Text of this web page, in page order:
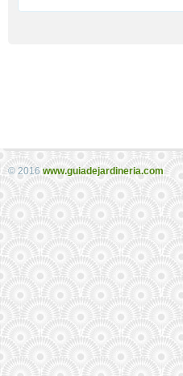
© 2016www.guiadejardineria.com